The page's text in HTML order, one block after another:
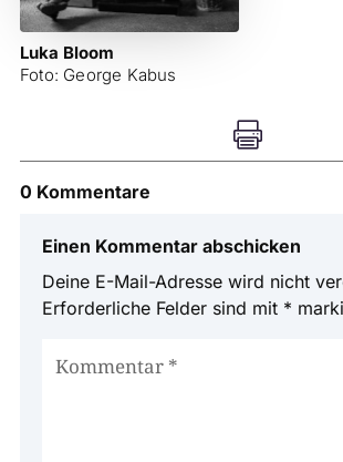
Luka Bloom
Foto: George Kabus

0 Kommentare
Einen Kommentar abschicken
Deine E-Mail-Adresse wird nicht
Erforderliche Felder sind mit *